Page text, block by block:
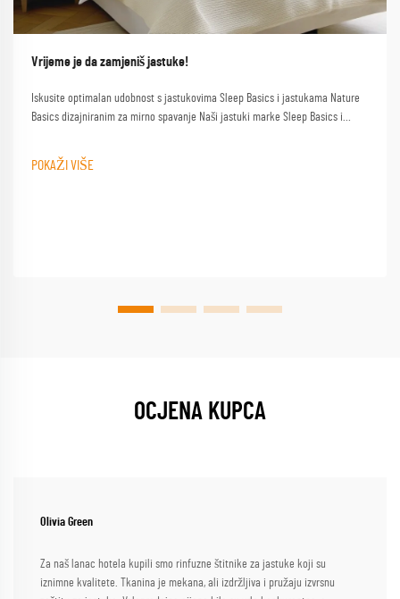
Vrijeme je da zamjeniš jastuke!
Iskusite optimalan udobnost s jastukovima Sleep Basics i jastukama Nature
Basics dizajniranim za mirno spavanje Naši jastuki marke Sleep Basics i
POKAŽI VIŠE
OCJENA KUPCA
Olivia Green
Za naš lanac hotela kupili smo rinfuzne štitnike za jastuke koji su
iznimne kvalitete. Tkanina je mekana, ali izdržljiva i pružaju izvrsnu